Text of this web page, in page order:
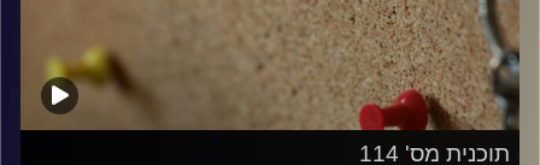
תוכנית מס' 114